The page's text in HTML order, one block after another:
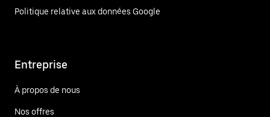
Politique relative aux données Google
Entreprise
À propos de nous
Nos offres